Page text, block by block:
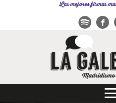
Las mejores firmas